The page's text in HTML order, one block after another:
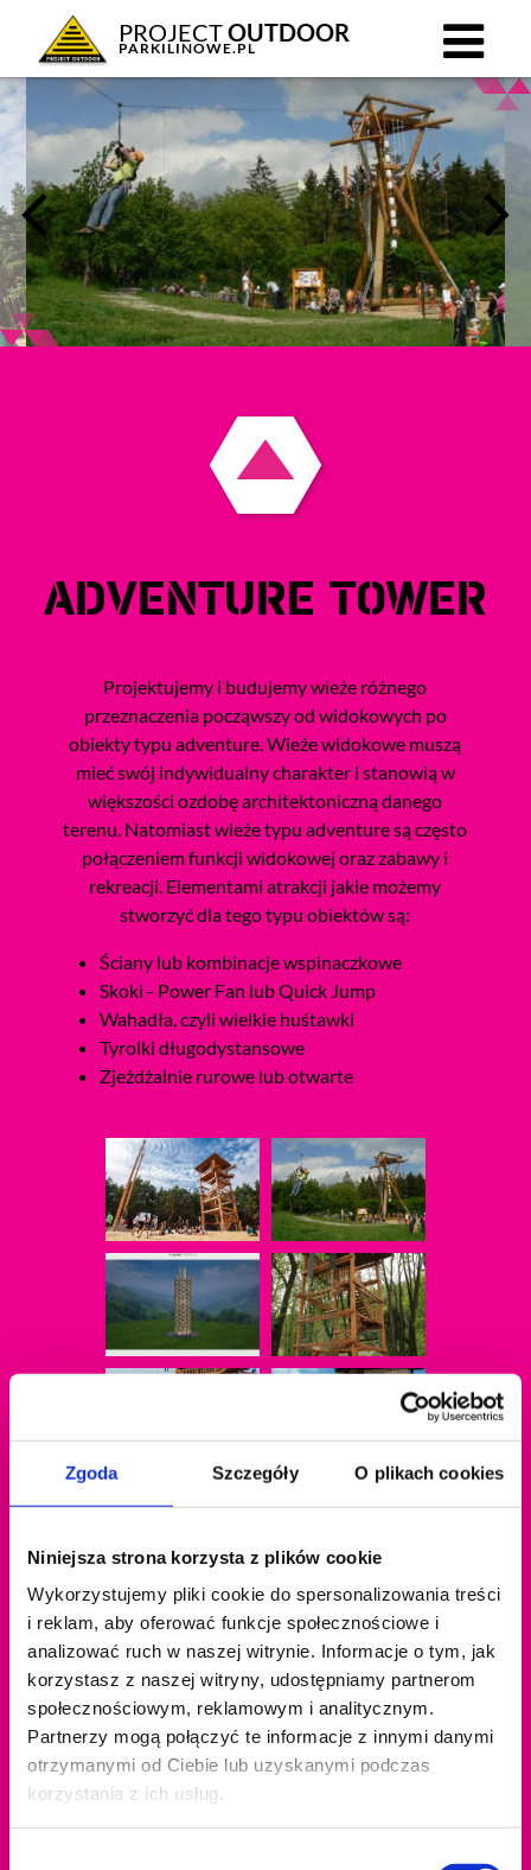
Zgoda Szczegóły O plikach cookies
Niniejsza strona korzysta z plików cookie
Wykorzystujemy pliki cookie do spersonalizowania treści
i reklam, aby oferować funkcje społecznościowe i
analizować ruch w naszej witrynie. Informacje o tym, jak
korzystasz z naszej witryny, udostępniamy partnerom
społecznościowym, reklamowym i analitycznym.
Partnerzy mogą połączyć te informacje z innymi danymi
otrzymanymi od Ciebie lub uzyskanymi podczas
korzystania z ich usług.
PROJECTOUTDOOR
PARKILINOWE.PL
ADVENTURE TOWER
Projektujemy i budujemy wieże różnego
przeznaczenia począwszy od widokowych po
obiekty typu adventure. Wieże widokowe muszą
mieć swój indywidualny charakter i stanowią w
większości ozdobę architektoniczną danego
terenu. Natomiast wieże typu adventure są często
połączeniem funkcji widokowej oraz zabawy i
rekreacji. Elementami atrakcji jakie możemy
stworzyć dla tego typu obiektów są:
Ściany lub kombinacje wspinaczkowe
Skoki - Power Fan lub Quick Jump
Wahadła, czyli wielkie huśtawki
Tyrolki długodystansowe
Zjeżdżalnie rurowe lub otwarte